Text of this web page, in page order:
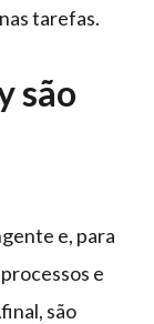
tarefas.
são
e, para
e
são